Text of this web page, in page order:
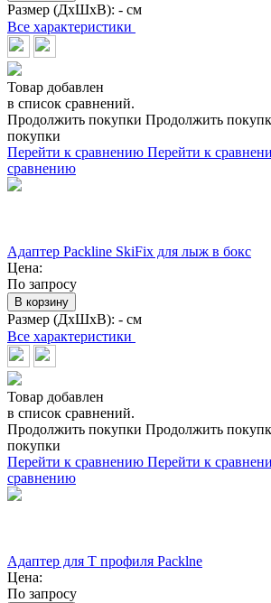
Размер (ДхШхВ): - см
Все характеристики
Товар добавлен
в список сравнений.
Продолжить покупки Продолжить
покупки
Перейти к сравнению Перейти к
сравнению
Адаптер Packline SkiFix для лыж в бокс
Цена:
По запросу
В корзину
Размер (ДхШхВ): - см
Все характеристики
Товар добавлен
в список сравнений.
Продолжить покупки Продолжить
покупки
Перейти к сравнению Перейти к
сравнению
Адаптер для Т профиля Packlne
Цена:
По запросу